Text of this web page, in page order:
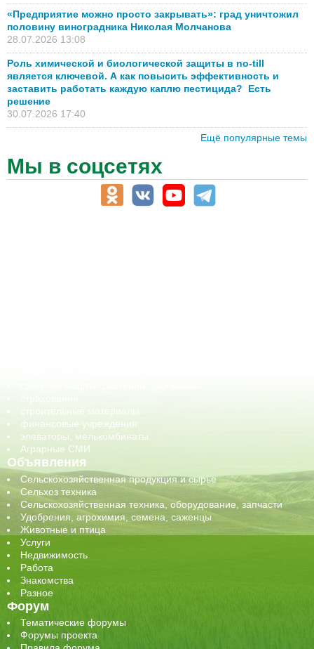
«Предприятие можно просто закрывать»: град уничтожил
половину виноградника Николая Молчанова
28.07.2026 13:08
Роль химической и биологической защиты в no-till
является ключевой. А как повысить эффективность и
заставить работать каждую каплю пестицида? Есть
решение
30.07.2026 17:40
Ещё популярные темы
Мы в соцсетях
строительные материалы
финансовые учреждения
элеваторы, мелькомбинаты
Аграрные СМИ
Объявления
Сельскохозяйственная продукция и сырье
Сельхоз техника
Сельскохозяйственная техника, оборудование, запчасти
Удобрения, агрохимия, семена, саженцы
Животные и птица
Услуги
Недвижимость
Работа
Знакомства
Разное
Форум
Тематические форумы
Форумы проекта